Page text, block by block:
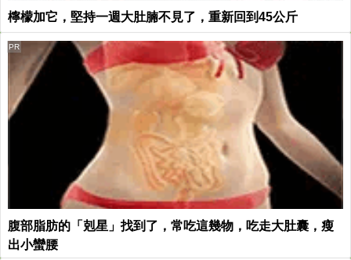
檸檬加它，堅持一週大肚腩不見了，重新回到45公斤
腹部脂肪的「剋星」找到了，常吃這幾物，吃走大肚囊，瘦
出小蠻腰
PR